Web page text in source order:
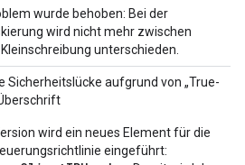
wurde behoben: Bei der
wird nicht mehr zwischen
unterschieden.
Sicherheitslücke aufgrund von „True-
wird ein neues Element für die
eingeführt: